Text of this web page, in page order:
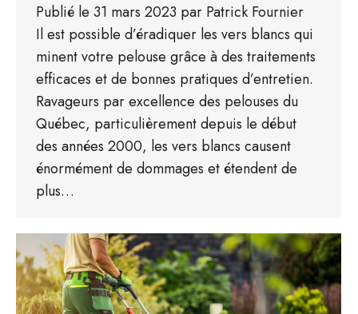
Publié le 31 mars 2023 par Patrick Fournier
Il est possible d’éradiquer les vers blancs qui
minent votre pelouse grâce à des traitements
efficaces et de bonnes pratiques d’entretien.
Ravageurs par excellence des pelouses du
Québec, particulièrement depuis le début
des années 2000, les vers blancs causent
énormément de dommages et étendent de
plus…